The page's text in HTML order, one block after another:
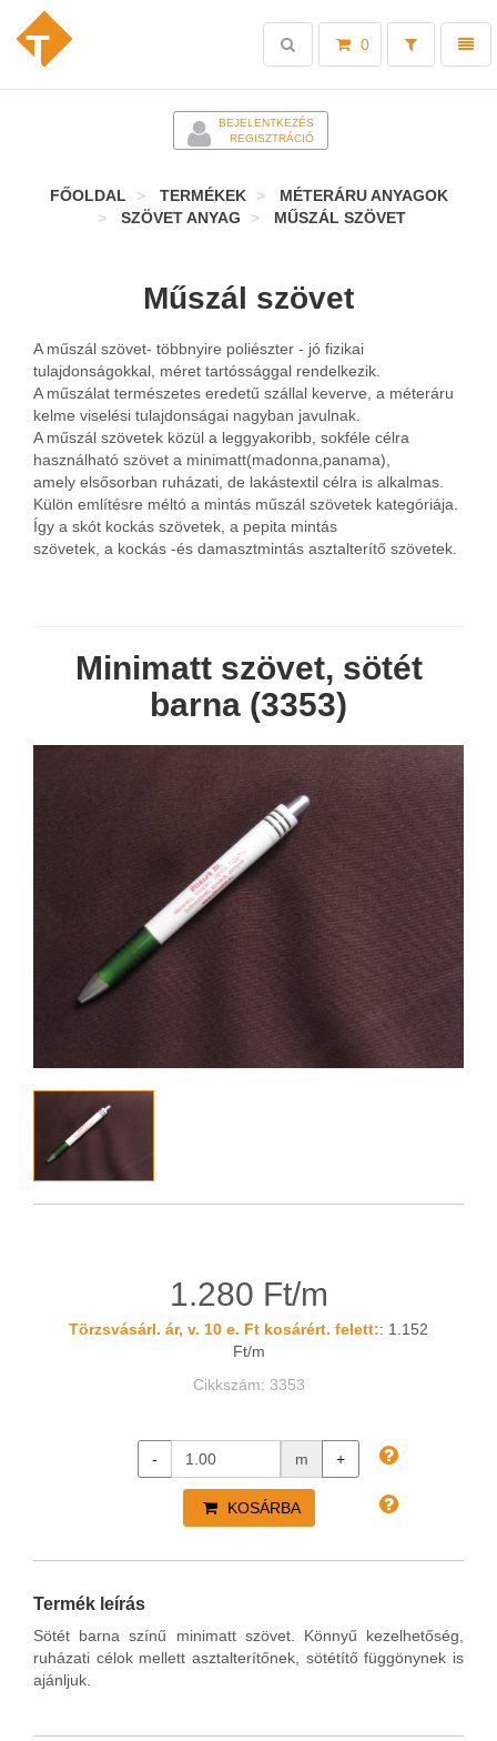
Toggle
0
Toggle
search
BEJELENTKEZÉS
REGISZTRÁCIÓ
FŐOLDAL TERMÉKEK
MÉTERÁRU ANYAGOK
SZÖVET ANYAG
MŰSZÁL SZÖVET
Műszál szövet
A műszál szövet- többnyire poliészter - jó fizikai
tulajdonságokkal, méret tartóssággal rendelkezik.
A műszálat természetes eredetű szállal keverve, a méteráru
kelme viselési tulajdonságai nagyban javulnak.
A műszál szövetek közül a leggyakoribb, sokféle célra
használható szövet a minimatt(madonna,panama),
amely elsősorban ruházati, de lakástextil célra is alkalmas.
Külön említésre méltó a mintás műszál szövetek kategóriája.
Így a skót kockás szövetek, a pepita mintás
szövetek, a kockás -és damasztmintás asztalterítő szövetek.
Minimatt szövet, sötét
barna (3353)
1.280 Ft/m
Törzsvásárl. ár, v. 10 e. Ft kosárért. felett:: 1.152
Ft/m
Cikkszám: 3353
- m +
KOSÁRBA
Termék leírás
Sötét barna színű minimatt szövet. Könnyű kezelhetőség,
ruházati célok mellett asztalterítőnek, sötétítő függönynek is
ajánljuk.